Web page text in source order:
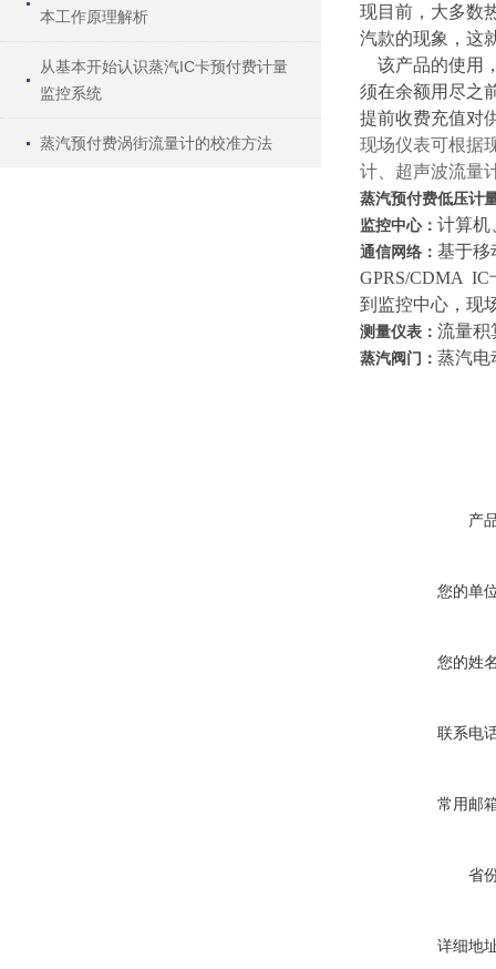
本工作原理解析
从基本开始认识蒸汽IC卡预付费计量
监控系统
蒸汽预付费涡街流量计的校准方法
现目前，大多数
汽款的现象，这
该产品的使用
须在余额用尽之
提前收费充值对
现场仪表可根据
计、超声波流量
蒸汽预付费低压计
监控中心： 计算机
通信网络： 基于移
GPRS/CDMA IC
到监控中心，现
测量仪表： 流量积
蒸汽阀门： 蒸汽电
产
您的单
您的姓
联系电
常用邮
省
详细地